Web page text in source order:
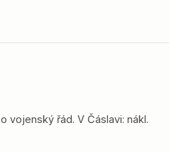
vojenský řád. V Čáslavi: nákl.